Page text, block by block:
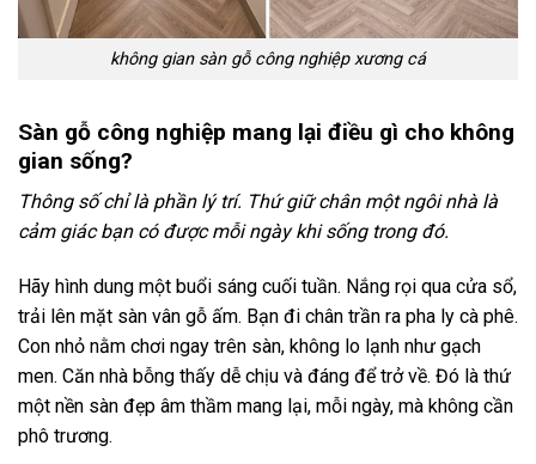
không gian sàn gỗ công nghiệp xương cá
Sàn gỗ công nghiệp mang lại điều gì cho không
gian sống?
Thông số chỉ là phần lý trí. Thứ giữ chân một ngôi nhà là
cảm giác bạn có được mỗi ngày khi sống trong đó.
Hãy hình dung một buổi sáng cuối tuần. Nắng rọi qua cửa sổ,
trải lên mặt sàn vân gỗ ấm. Bạn đi chân trần ra pha ly cà phê.
Con nhỏ nằm chơi ngay trên sàn, không lo lạnh như gạch
men. Căn nhà bỗng thấy dễ chịu và đáng để trở về. Đó là thứ
một nền sàn đẹp âm thầm mang lại, mỗi ngày, mà không cần
phô trương.